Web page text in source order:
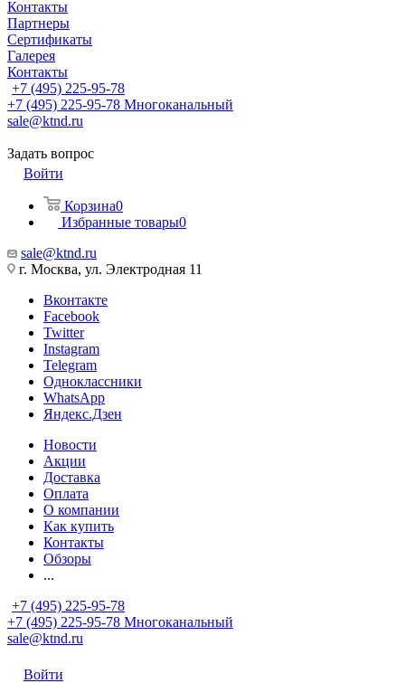
Контакты
Партнеры
Сертификаты
Галерея
Контакты
+7 (495) 225-95-78
+7 (495) 225-95-78 Многоканальный
sale@ktnd.ru
Задать вопрос
Войти
Корзина0
Избранные товары0
sale@ktnd.ru
г. Москва, ул. Электродная 11
Вконтакте
Facebook
Twitter
Instagram
Telegram
Одноклассники
WhatsApp
Яндекс.Дзен
Новости
Акции
Доставка
Оплата
О компании
Как купить
Контакты
Обзоры
...
+7 (495) 225-95-78
+7 (495) 225-95-78 Многоканальный
sale@ktnd.ru
Войти